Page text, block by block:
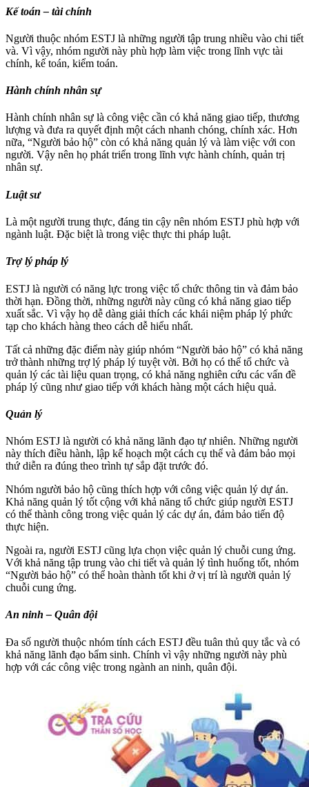
Kế toán – tài chính
Người thuộc nhóm ESTJ là những người tập trung nhiều vào chi tiết
và. Vì vậy, nhóm người này phù hợp làm việc trong lĩnh vực tài
chính, kế toán, kiểm toán.
Hành chính nhân sự
Hành chính nhân sự là công việc cần có khả năng giao tiếp, thương
lượng và đưa ra quyết định một cách nhanh chóng, chính xác. Hơn
nữa, “Người bảo hộ” còn có khả năng quản lý và làm việc với con
người. Vậy nên họ phát triển trong lĩnh vực hành chính, quản trị
nhân sự.
Luật sư
Là một người trung thực, đáng tin cậy nên nhóm ESTJ phù hợp với
ngành luật. Đặc biệt là trong việc thực thi pháp luật.
Trợ lý pháp lý
ESTJ là người có năng lực trong việc tổ chức thông tin và đảm bảo
thời hạn. Đồng thời, những người này cũng có khả năng giao tiếp
xuất sắc. Vì vậy họ dễ dàng giải thích các khái niệm pháp lý phức
tạp cho khách hàng theo cách dễ hiểu nhất.
Tất cả những đặc điểm này giúp nhóm “Người bảo hộ” có khả năng
trở thành những trợ lý pháp lý tuyệt vời. Bởi họ có thể tổ chức và
quản lý các tài liệu quan trọng, có khả năng nghiên cứu các vấn đề
pháp lý cũng như giao tiếp với khách hàng một cách hiệu quả.
Quản lý
Nhóm ESTJ là người có khả năng lãnh đạo tự nhiên. Những người
này thích điều hành, lập kế hoạch một cách cụ thể và đảm bảo mọi
thứ diễn ra đúng theo trình tự sắp đặt trước đó.
Nhóm người bảo hộ cũng thích hợp với công việc quản lý dự án.
Khả năng quản lý tốt cộng với khả năng tổ chức giúp người ESTJ
có thể thành công trong việc quản lý các dự án, đảm bảo tiến độ
thực hiện.
Ngoài ra, người ESTJ cũng lựa chọn việc quản lý chuỗi cung ứng.
Với khả năng tập trung vào chi tiết và quản lý tình huống tốt, nhóm
“Người bảo hộ” có thể hoàn thành tốt khi ở vị trí là người quản lý
chuỗi cung ứng.
An ninh – Quân đội
Đa số người thuộc nhóm tính cách ESTJ đều tuân thủ quy tắc và có
khả năng lãnh đạo bẩm sinh. Chính vì vậy những người này phù
hợp với các công việc trong ngành an ninh, quân đội.